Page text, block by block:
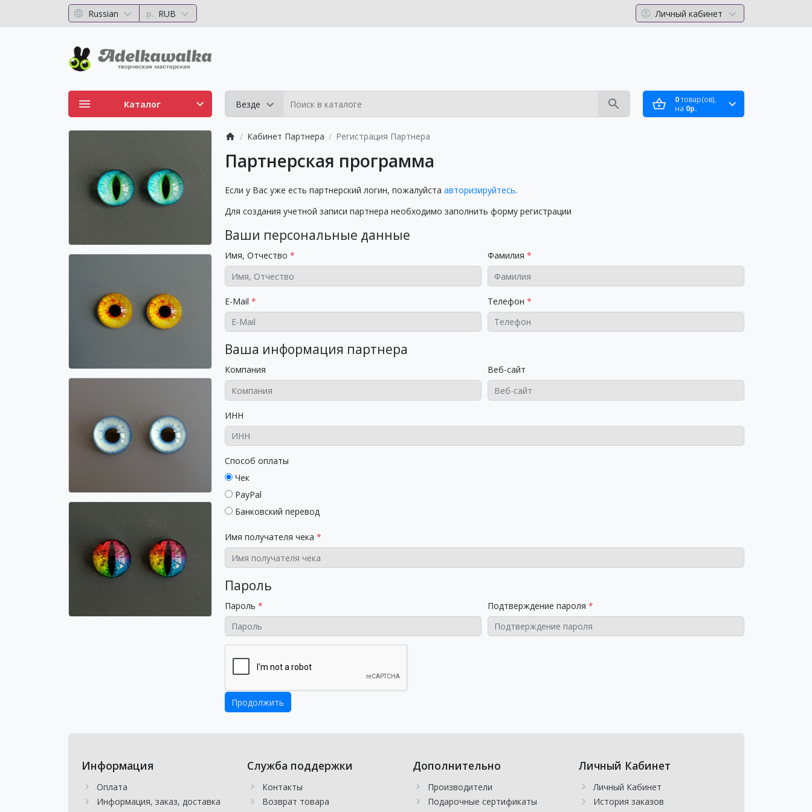
Russian р. RUB Личный кабинет
Везде 0товар(ов),
на 0р.
Каталог
Кабинет Партнера Регистрация Партнера
Партнерская программа
Если у Вас уже есть партнерский логин, пожалуйста авторизируйтесь.
Для создания учетной записи партнера необходимо заполнить форму регистрации
Ваши персональные данные
Имя, Отчество Фамилия
E-Mail Телефон
Ваша информация партнера
Компания Веб-сайт
ИНН
Способ оплаты
Чек
PayPal
Банковский перевод
Имя получателя чека
Пароль
Пароль Подтверждение пароля
Информация
Оплата
Информация, заказ, доставка
Служба поддержки
Контакты
Возврат товара
Дополнительно
Производители
Подарочные сертификаты
Личный Кабинет
Личный Кабинет
История заказов